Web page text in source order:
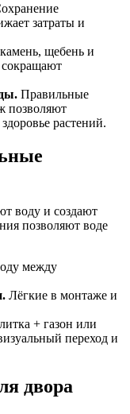
затраты и
щебень и
сокращают
Правильные
позволяют
растений.
воду и создают
позволяют воде
между
Лёгкие в монтаже и
+ газон или
переход и
двора